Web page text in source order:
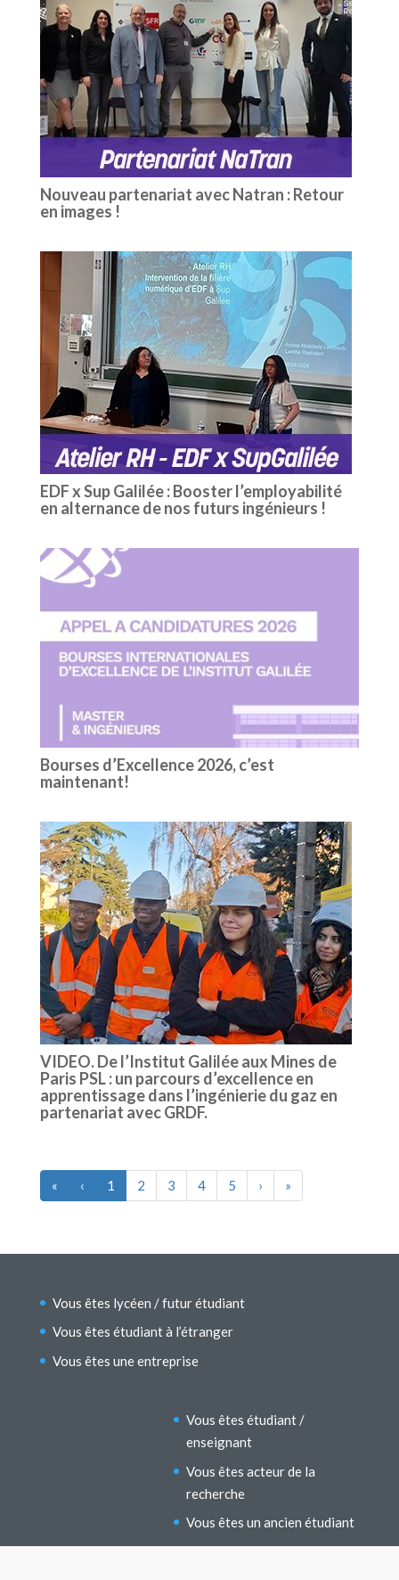
Nouveau partenariat avec Natran : Retour
en images !
EDF x Sup Galilée : Booster l’employabilité
en alternance de nos futurs ingénieurs !
Bourses d’Excellence 2026, c’est
maintenant!
VIDEO. De l’Institut Galilée aux Mines de
Paris PSL : un parcours d’excellence en
apprentissage dans l’ingénierie du gaz en
partenariat avec GRDF.
« ‹ 1 2 3 4 5 › »
Vous êtes lycéen / futur étudiant
Vous êtes étudiant à l’étranger
Vous êtes une entreprise
Vous êtes étudiant /
enseignant
Vous êtes acteur de la
recherche
Vous êtes un ancien étudiant